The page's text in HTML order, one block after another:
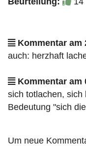
Kommentar am
auch: herzhaft
Kommentar am
sich totlachen, sich
Bedeutung "sich
Um neue